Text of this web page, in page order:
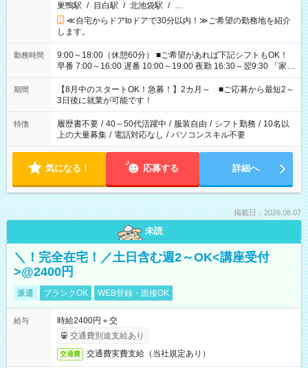
巣鴨駅 / 目白駅 / 北池袋駅 / …
≪自宅からドアtoドアで30分以内！≫ご希望の勤務地を紹介
します。
勤務時間
9:00～18:00（休憩60分） ■ご希望があれば下記シフトもOK！
早番 7:00～16:00 遅番 10:00～19:00 夜勤 16:30～翌9:30 「家族
と休みを合わせたい」 「余裕を持って夕飯の準備がしたい」
「できれば残業はしたくない」 など、ご希望を教えてください
ね。 ※Wワーク希望の方へ 今ご覧のお仕事で希望する勤務時間
と、もう1つのお仕事の勤務時間。 合計で週40時間を超える場
合は応募できません。
期間
【8月中のスタートOK！急募！】2カ月～ ■ご応募から最短2～
3日後に就業が可能です！
特徴 履歴書不要 / 40～50代活躍中 / 服装自由 / シフト勤務 / 10名以
上の大量募集 / 電話対応なし / パソコンスキル不要
気になる！ 応募する 詳細へ
掲載日：2026.08.07
未読
＼！完全在宅！／土日含む週2～OK<講座受付
>@2400円
派遣 ブランクOK WEB登録・面接OK
給与
時給2400円＋交
交通費別途支給あり
交通費 交通費実費支給（当社規定あり）